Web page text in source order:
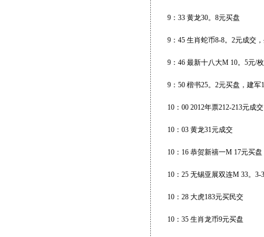
9：33 黄龙30。8元买盘
9：45 生肖蛇币8-8。2元成交
9：46 最新十八大M 10。5元/
9：50 楷书25。2元买盘，建军
10：00 2012年票212-213元成交
10：03 黄龙31元成交
10：16 恭贺新禧一M 17元买盘
10：25 无锡亚展双连M 33。
10：28 大虎183元买民交
10：35 生肖龙币9元买盘